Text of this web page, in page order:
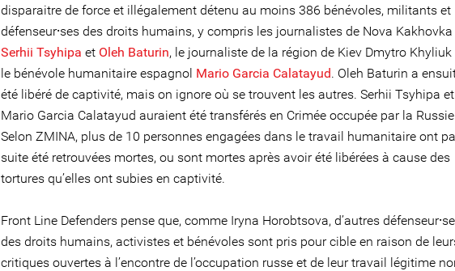
disparaitre de force et illégalement détenu au moins 386 bénévoles, militants et
défenseur⸱ses des droits humains, y compris les journalistes de Nova Kakhovka
Serhii Tsyhipa et Oleh Baturin, le journaliste de la région de Kiev Dmytro Khyliuk
le bénévole humanitaire espagnol Mario Garcia Calatayud. Oleh Baturin a
été libéré de captivité, mais on ignore où se trouvent les autres. Serhii Tsyhipa et
Mario Garcia Calatayud auraient été transférés en Crimée occupée par la
Selon ZMINA, plus de 10 personnes engagées dans le travail humanitaire ont
suite été retrouvées mortes, ou sont mortes après avoir été libérées à cause des
tortures qu’elles ont subies en captivité.
Front Line Defenders pense que, comme Iryna Horobtsova, d’autres
des droits humains, activistes et bénévoles sont pris pour cible en raison de
critiques ouvertes à l’encontre de l’occupation russe et de leur travail légitime